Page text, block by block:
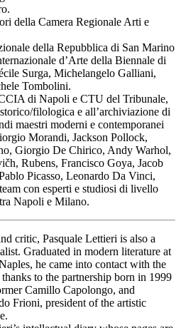
della Camera Regionale Arti e
della Repubblica di San Marino
d’Arte della Biennale di
Surga, Michelangelo Galliani,
Tombolini.
di Napoli e CTU del Tribunale,
filologica e all’archiviazione di
maestri moderni e contemporanei
Morandi, Jackson Pollock,
Giorgio De Chirico, Andy Warhol,
Rubens, Francisco Goya, Jacob
Picasso, Leonardo Da Vinci,
con esperti e studiosi di livello
Napoli e Milano.
critic, Pasquale Lettieri is also a
Graduated in modern literature at
he came into contact with the
to the partnership born in 1999
Camillo Capolongo, and
Frioni, president of the artistic